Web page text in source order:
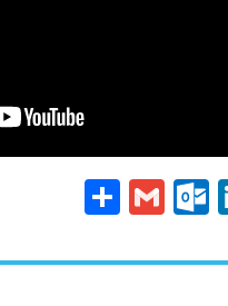
Li
ed
O
lo
G
ail
re